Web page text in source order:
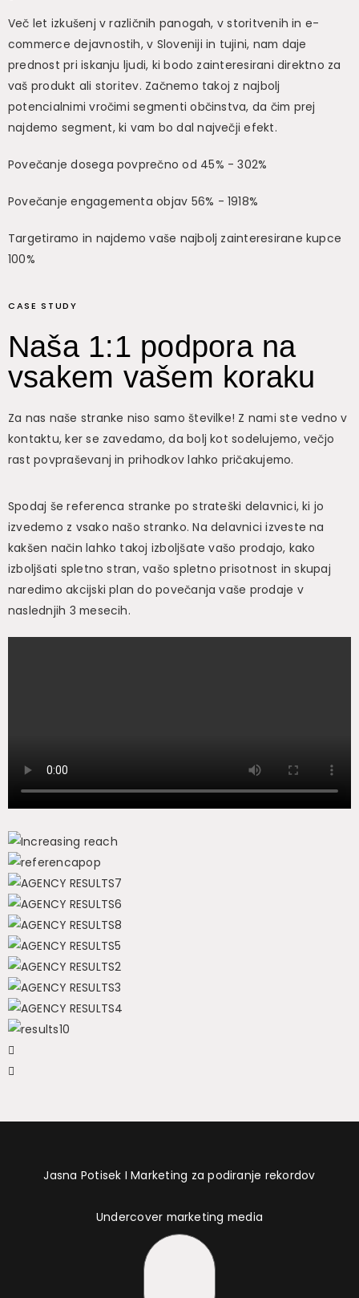
Več let izkušenj v različnih panogah, v storitvenih in e-
commerce dejavnostih, v Sloveniji in tujini, nam daje
prednost pri iskanju ljudi, ki bodo zainteresirani direktno za
vaš produkt ali storitev. Začnemo takoj z najbolj
potencialnimi vročimi segmenti občinstva, da čim prej
najdemo segment, ki vam bo dal največji efekt.
Povečanje dosega povprečno od 45% - 302%
Povečanje engagementa objav 56% - 1918%
Targetiramo in najdemo vaše najbolj zainteresirane kupce
100%
CASE STUDY
Naša 1:1 podpora na
vsakem vašem koraku
Za nas naše stranke niso samo številke! Z nami ste vedno v
kontaktu, ker se zavedamo, da bolj kot sodelujemo, večjo
rast povpraševanj in prihodkov lahko pričakujemo.
Spodaj še referenca stranke po strateški delavnici, ki jo
izvedemo z vsako našo stranko. Na delavnici izveste na
kakšen način lahko takoj izboljšate vašo prodajo, kako
izboljšati spletno stran, vašo spletno prisotnost in skupaj
naredimo akcijski plan do povečanja vaše prodaje v
naslednjih 3 mesecih.
Jasna Potisek I Marketing za podiranje rekordov
Undercover marketing media